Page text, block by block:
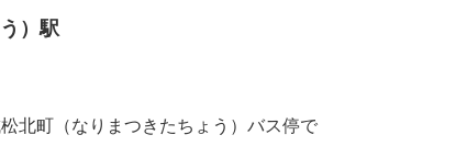
）駅
北町（なりまつきたちょう）バス停で